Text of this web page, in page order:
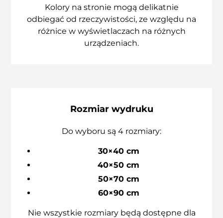
Kolory na stronie mogą delikatnie
odbiegać od rzeczywistości, ze względu na
różnice w wyświetlaczach na różnych
urządzeniach.
Rozmiar wydruku
Do wyboru są 4 rozmiary:
30×40 cm
40×50 cm
50×70 cm
60×90 cm
Nie wszystkie rozmiary będą dostępne dla